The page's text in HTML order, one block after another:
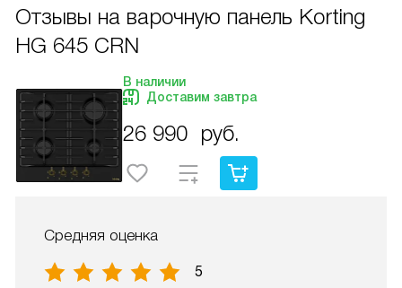
Отзывы на варочную панель Korting
HG 645 CRN
В наличии
Доставим завтра
26 990 руб.
Средняя оценка
5